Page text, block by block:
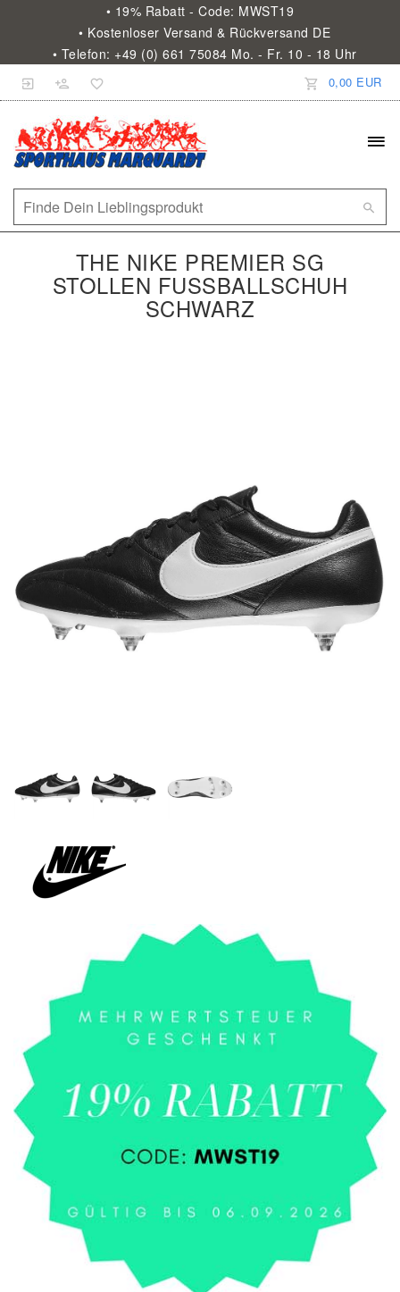
• 19% Rabatt - Code: MWST19
• Kostenloser Versand & Rückversand DE
• Telefon: +49 (0) 661 75084 Mo. - Fr. 10 - 18 Uhr
0,00 EUR
THE NIKE PREMIER SG
STOLLEN FUSSBALLSCHUH S
CHWARZ